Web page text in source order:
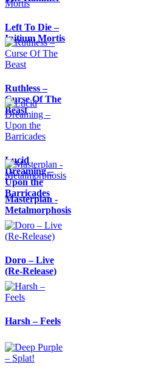
Left To Die –
Initium Mortis
Ruthless –
Curse Of The
Beast
Lucid
Dreaming –
Upon the
Barricades
Masterplan -
Metalmorphosis
Doro – Live
(Re-Release)
Harsh – Feels